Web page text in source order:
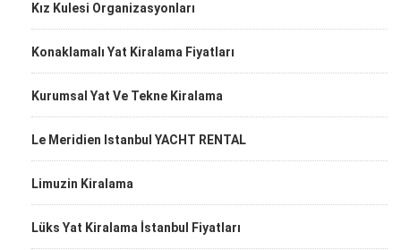
Kız Kulesi Organizasyonları
Konaklamalı Yat Kiralama Fiyatları
Kurumsal Yat Ve Tekne Kiralama
Le Meridien Istanbul YACHT RENTAL
Limuzin Kiralama
Lüks Yat Kiralama İstanbul Fiyatları